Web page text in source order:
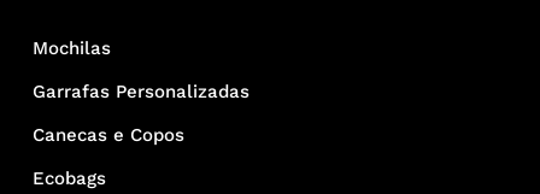
Mochilas
Garrafas Personalizadas
Canecas e Copos
Ecobags